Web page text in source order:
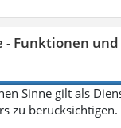
- Funktionen
Sinne gilt als
zu berücksichtigen.